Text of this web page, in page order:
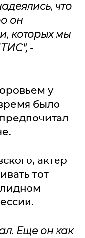
что
он
которых мы
-
у
было
актер
тот
Еще он как